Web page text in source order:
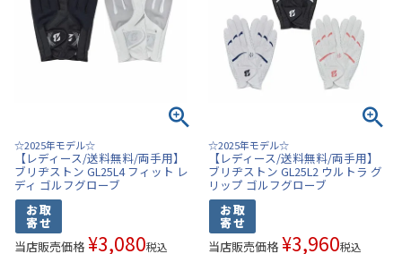
☆2025年モデル☆
【レディース/送料無料/両手用】
ブリヂストン GL25L4 フィット レ
ディ ゴルフグローブ
当店販売価格 ¥3,080税込
☆2025年モデル☆
【レディース/送料無料/両手用】
ブリヂストン GL25L2 ウルトラ グ
リップ ゴルフグローブ
当店販売価格 ¥3,960税込